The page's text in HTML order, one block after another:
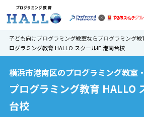
子ども向けプログラミング教室ならプログラミング教
ログラミング教育 HALLO スクールIE 港南台校
横浜市港南区のプログラミング教室
プログラミング教育 HALLO
台校